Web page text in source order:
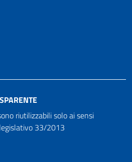
riutilizzabili solo ai sensi
33/2013